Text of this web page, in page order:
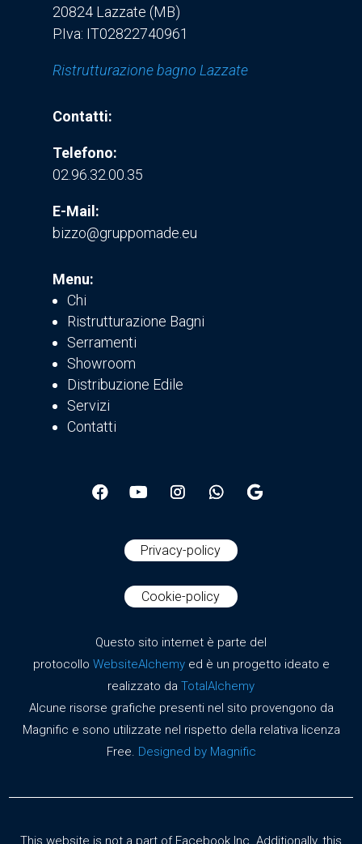
20824 Lazzate (MB)
P.Iva: IT02822740961
Ristrutturazione bagno Lazzate
Contatti:
Telefono:
02.96.32.00.35
E-Mail:
bizzo@gruppomade.eu
Menu:
Chi
Ristrutturazione Bagni
Serramenti
Showroom
Distribuzione Edile
Servizi
Contatti
Privacy-policy
Cookie-policy
Questo sito internet è parte del
protocollo WebsiteAlchemyed è un progetto ideato e
realizzato da TotalAlchemy
Alcune risorse grafiche presenti nel sito provengono da
Magnific e sono utilizzate nel rispetto della relativa licenza
Free. Designed by Magnific
This website is not a part of Facebook Inc. Additionally, this